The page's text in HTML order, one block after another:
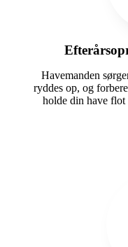
Havemanden
ryddes op, og
holde din have flot